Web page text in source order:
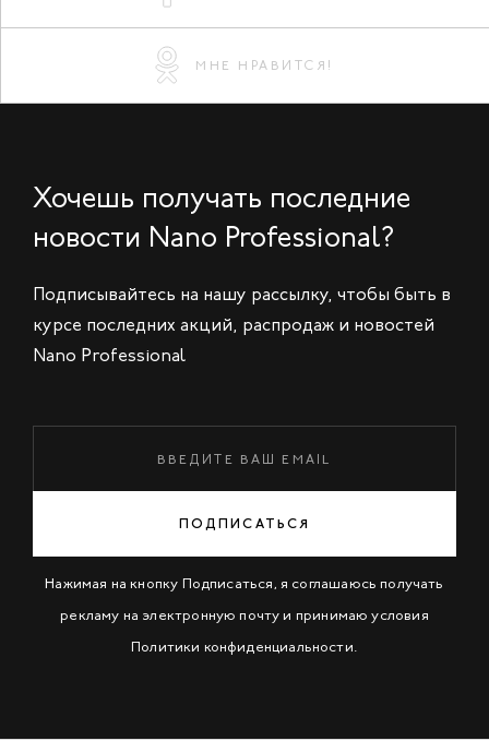
МНЕ НРАВИТСЯ!
Хочешь получать последние
новости Nano Professional?
Подписывайтесь на нашу рассылку, чтобы быть в
курсе последних акций, распродаж и новостей
Nano Professional
ПОДПИСАТЬСЯ
Нажимая на кнопку Подписаться, я соглашаюсь получать
рекламу на электронную почту и принимаю условия
Политики конфиденциальности.